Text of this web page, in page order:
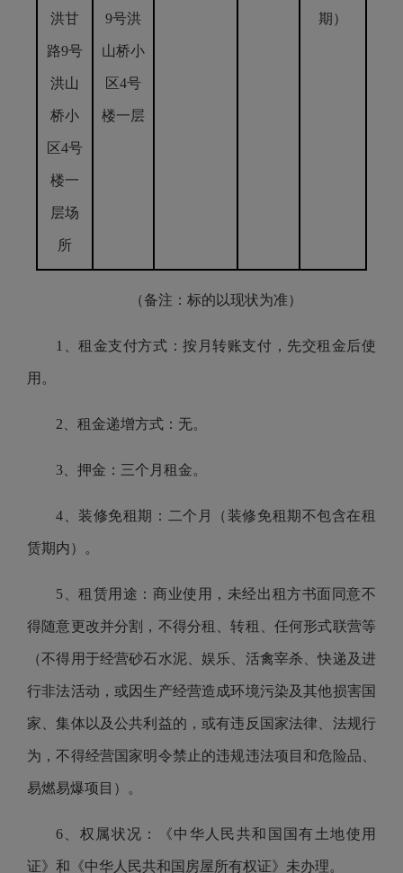
洪甘
路9号
洪山
桥小
区4号
楼一
层场
所
9号洪
山桥小
区4号
楼一层
期）
（备注：标的以现状为准）
1、租金支付方式：按月转账支付，先交租金后使
用。
2、租金递增方式：无。
3、押金：三个月租金。
4、装修免租期：二个月（装修免租期不包含在租
赁期内）。
5、租赁用途：商业使用，未经出租方书面同意不
得随意更改并分割，不得分租、转租、任何形式联营等
（不得用于经营砂石水泥、娱乐、活禽宰杀、快递及进
行非法活动，或因生产经营造成环境污染及其他损害国
家、集体以及公共利益的，或有违反国家法律、法规行
为，不得经营国家明令禁止的违规违法项目和危险品、
易燃易爆项目）。
6、权属状况：《中华人民共和国国有土地使用
证》和《中华人民共和国房屋所有权证》未办理。